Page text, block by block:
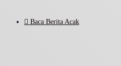
Baca Berita Acak